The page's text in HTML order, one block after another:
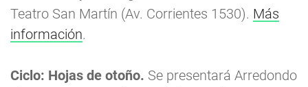
Teatro San Martín (Av. Corrientes 1530). Más
información.
Ciclo: Hojas de otoño. Se presentará Arredondo